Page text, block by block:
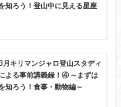
知ろう！登山中に見える星座
月キリマンジャロ登山スタディ
よる事前講義録！④ ～まずは
知ろう！食事・動物編～